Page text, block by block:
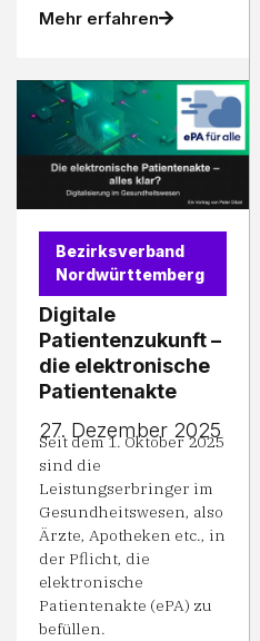
Mehr erfahren
Bezirksverband
Nordwürttemberg
Digitale
Patientenzukunft –
die elektronische
Patientenakte
27. Dezember 2025
Seit dem 1. Oktober 2025
sind die
Leistungserbringer im
Gesundheitswesen, also
Ärzte, Apotheken etc., in
der Pflicht, die
elektronische
Patientenakte (ePA) zu
befüllen.